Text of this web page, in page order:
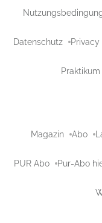
Datenschutz
Praktikum
Magazin Abo
PUR Abo Pur-Abo